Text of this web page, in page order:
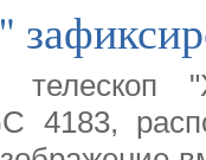
телескоп
4183,